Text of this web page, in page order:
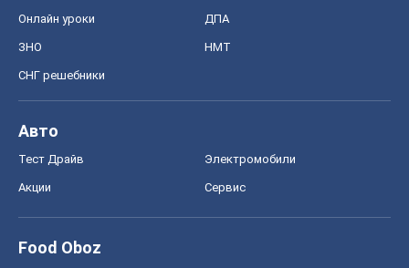
Онлайн уроки ДПА
ЗНО НМТ
СНГ решебники
Авто
Тест Драйв Электромобили
Акции Сервис
Food Oboz